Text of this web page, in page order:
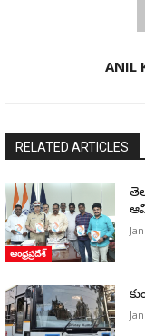
ANIL
RELATED ARTICLES
ఆంధ్రప్రదేశ్